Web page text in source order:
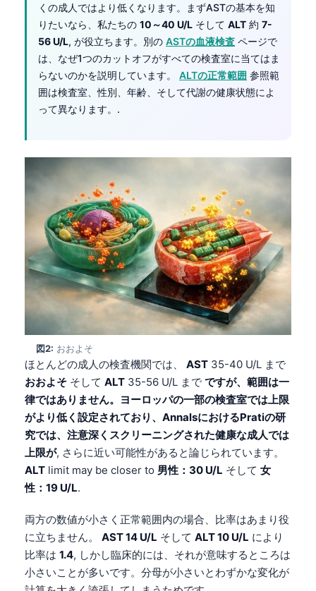
くの成人ではより低くなります。まずASTの基本を知
りたいなら、私たちの 10～40 U/L そして ALT 約 7-
56 U/L, が役立ちます。別の ASTの血液検査 ページで
は、なぜ1つのカットオフがすべての検査室に当てはま
らないのかを説明しています。 ALTの正常範囲 参照範
囲は検査室、性別、年齢、そして代謝の健康状態によ
って異なります。.
図2: おおよそ
ほとんどの成人の検査機関では、 AST 35-40 U/L まで
おおよそ そして ALT 35-56 U/L まで ですが、範囲は一
律ではありません。ヨーロッパの一部の検査室では上限
がより低く設定されており、AnnalsにおけるPratiの研
究では、注意深くスクリーニングされた健康な成人では
上限が, さらに近い可能性があると論じられています。
ALT limit may be closer to 男性：30 U/L そして 女
性：19 U/L.
両方の数値が小さく正常範囲内の場合、比率はあまり役
に立ちません。 AST 14 U/L そして ALT 10 U/L により
比率は 1.4, しかし臨床的には、それが意味するところは
小さいことが多いです。分母が小さいとわずかな変化が